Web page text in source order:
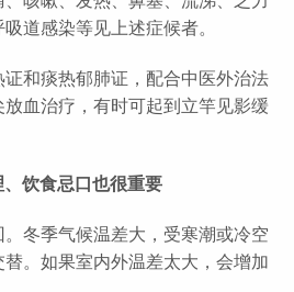
道感染等见上述症候者。
和痰热郁肺证，配合中医外治法
血治疗，有时可起到立竿见影缓
、饮食忌口也很重要
冬季气候温差大，受寒潮或冷空
。如果室内外温差太大，会增加